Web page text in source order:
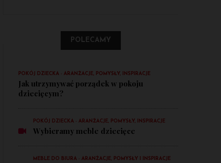
POLECAMY
POKÓJ DZIECKA - ARANŻACJE, POMYSŁY, INSPIRACJE
Jak utrzymywać porządek w pokoju
dziecięcym?
POKÓJ DZIECKA - ARANŻACJE, POMYSŁY, INSPIRACJE
Wybieramy meble dziecięce
MEBLE DO BIURA - ARANŻACJE, POMYSŁY I INSPIRACJE